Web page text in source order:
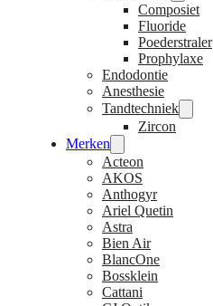
Composiet
Fluoride
Poederstraler
Prophylaxe
Endodontie
Anesthesie
Tandtechniek
Zircon
Merken
Acteon
AKOS
Anthogyr
Ariel Quetin
Astra
Bien Air
BlancOne
Bossklein
Cattani